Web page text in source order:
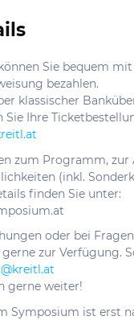
Sie bequem
bezahlen.
klassischer
Sie Ihre
zum Programm, zur
(inkl.
finden Sie unter:
oder bei
zur Verfügung.
gerne weiter!
Symposium ist erst